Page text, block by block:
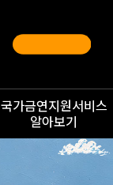
국가금연지원서비스
알아보기